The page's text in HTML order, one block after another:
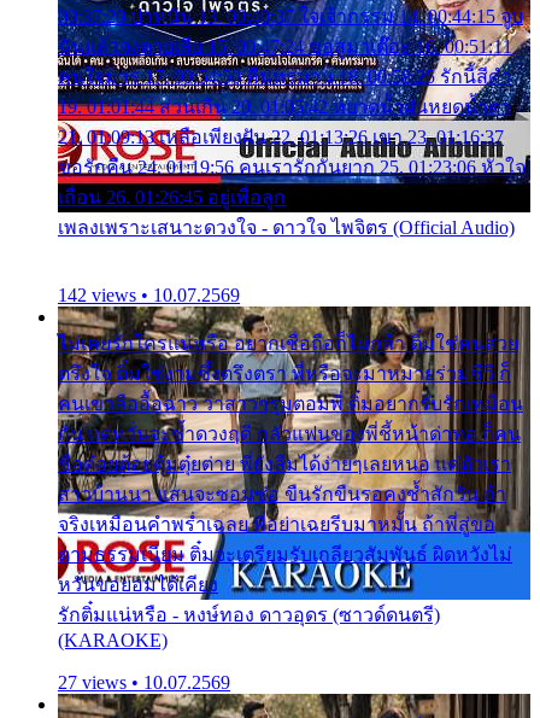
00:37:20 ปาหนัน 13. 00:40:37 ใจเจ้ากรรม 14. 00:44:15 จูบ
ฉันแล้วจงตายเสีย 15. 00:47:24 ขอสูมาเต๊อะ 16. 00:51:11
คนใจมาร 17. 00:54:50 คืนทรมาน 18. 00:58:25 รักนี้สีดำ
19. 01:01:44 ส่วนเกิน 20. 01:05:42 หยาดน้ำฝนหยดน้ำตา
21. 01:09:13 เหลือเพียงฝัน 22. 01:13:26 เขา 23. 01:16:37
ขอรักคืน 24. 01:19:56 คนเรารักกันยาก 25. 01:23:06 หัวใจ
เถื่อน 26. 01:26:45 อยู่เพื่อลูก
เพลงเพราะเสนาะดวงใจ - ดาวใจ ไพจิตร (Official Audio)
142 views • 10.07.2569
ไม่เคยรักใครแน่หรือ อยากเชื่อถือก็ไม่กล้า ติ๋มใช่คนสวย
ตรึงใจ ติ๋มใช่งามซึ้งตรึงตรา พี่หรือจะมาหมายร่วมชีวี ก็
คนเขาลืออื้อฉาว ว่าสาวๆรุมตอมพี่ ติ๋มอยากรับรักเหมือน
กัน แต่หวั่นจะช้ำดวงฤดี กลัวแฟนของพี่ชี้หน้าด่าทอ ก็คน
ชื่อต๋อยต้อยตุ้มตุ๋ยต่าย พี่ยังลืมได้ง่ายๆเลยหนอ แค่ตัวเรา
สาวบ้านนา แสนจะซอมซ่อ ขืนรักขืนรอคงช้ำสักวัน ถ้า
จริงเหมือนคำพร่ำเฉลย พี่อย่าเฉยรีบมาหมั้น ถ้าพี่สู่ขอ
ตามธรรมเนียม ติ๋มจะเตรียมรับเกลียวสัมพันธ์ ผิดหวังไม่
หวั่นขอยอมได้เคียง
รักติ๋มแน่หรือ - หงษ์ทอง ดาวอุดร (ซาวด์ดนตรี)
(KARAOKE)
27 views • 10.07.2569